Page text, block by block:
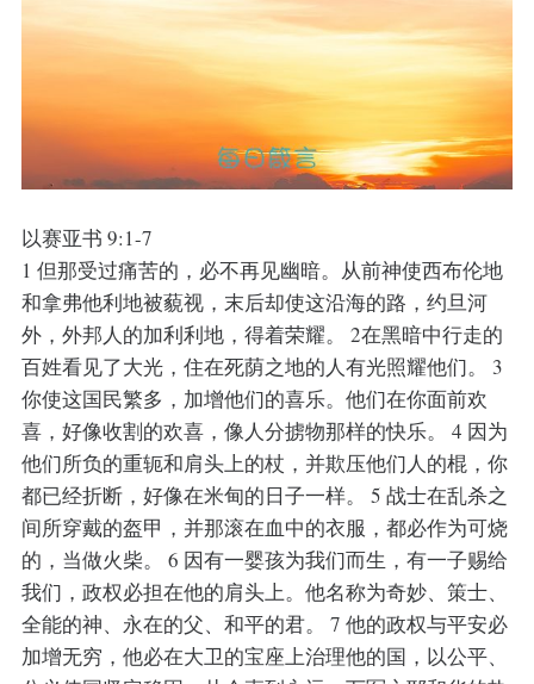
以赛亚书 9:1-7
1 但那受过痛苦的，必不再见幽暗。从前神使西布伦地
和拿弗他利地被藐视，末后却使这沿海的路，约旦河
外，外邦人的加利利地，得着荣耀。 2在黑暗中行走的
百姓看见了大光，住在死荫之地的人有光照耀他们。 3
你使这国民繁多，加增他们的喜乐。他们在你面前欢
喜，好像收割的欢喜，像人分掳物那样的快乐。 4 因为
他们所负的重轭和肩头上的杖，并欺压他们人的棍，你
都已经折断，好像在米甸的日子一样。 5 战士在乱杀之
间所穿戴的盔甲，并那滚在血中的衣服，都必作为可烧
的，当做火柴。 6 因有一婴孩为我们而生，有一子赐给
我们，政权必担在他的肩头上。他名称为奇妙、策士、
全能的神、永在的父、和平的君。 7 他的政权与平安必
加增无穷，他必在大卫的宝座上治理他的国，以公平、